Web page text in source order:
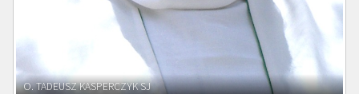
O. ADNRZEJ LEŚNIARA SJ